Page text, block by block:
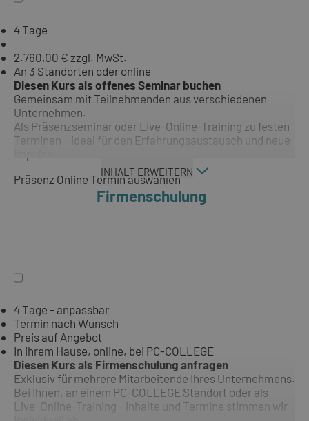
4 Tage
2.760,00 € zzgl. MwSt.
An 3 Standorten oder online
Diesen Kurs als offenes Seminar buchen
Gemeinsam mit Teilnehmenden aus verschiedenen
Unternehmen.
Als Präsenzseminar oder Live-Online-Training zu festen
Terminen – ideal für den Erfahrungsaustausch und neue
INHALT ERWEITERN
Präsenz Online Termin auswählen
Firmenschulung
4 Tage - anpassbar
Termin nach Wunsch
Preis auf Angebot
In ihrem Hause, online, bei PC-COLLEGE
Diesen Kurs als Firmenschulung anfragen
Exklusiv für mehrere Mitarbeitende Ihres Unternehmens.
Bei Ihnen, an einem PC-COLLEGE Standort oder als
Live-Online-Training - Inhalte und Termine stimmen wir